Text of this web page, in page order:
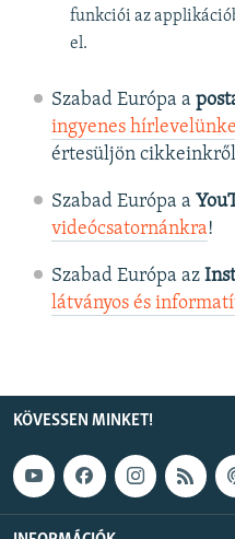
funkciói az
el.
Szabad Európa a
ingyenes
értesüljön
Szabad Európa a
videócsatornánkra!
Szabad Európa az
látványos és
KÖVESSEN MINKET!